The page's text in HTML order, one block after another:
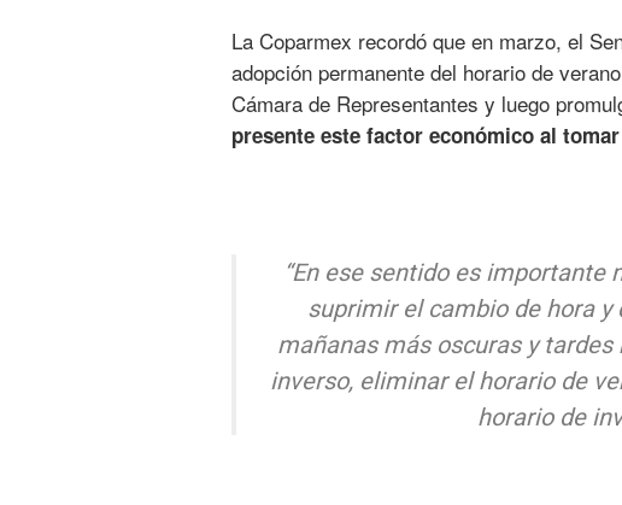
La Coparmex recordó que en marzo, el
adopción permanente del horario de
Cámara de Representantes y luego
presente este factor económico al
“En ese sentido es
suprimir el cambio de hora y
mañanas más oscuras y
inverso, eliminar el horario de
horario de